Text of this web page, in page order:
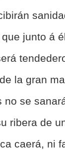
junto á
la gran
no se
ribera de
caerá, ni